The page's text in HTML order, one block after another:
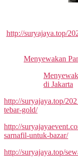
http://suryajaya.top/
Menyewakan
di Jakarta
http://suryajaya.top/
tebar-gold/
http://
sarnafil-untuk-bazar/
http://suryajaya.top/